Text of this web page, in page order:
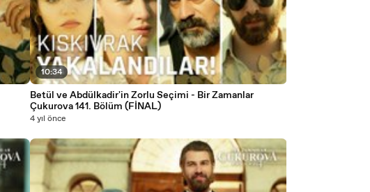
10:34
Betül ve Abdülkadir'in Zorlu Seçimi - Bir Zamanlar
Çukurova 141. Bölüm (FİNAL)
4 yıl önce